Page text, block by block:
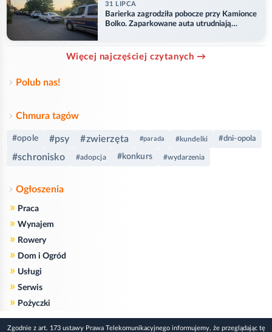
31 LIPCA
Barierka zagrodziła pobocze przy Kamionce
Bolko. Zaparkowane auta utrudniają
Więcej najczęściej czytanych →
Polub nas!
Chmura tagów
#opole #psy #zwierzęta #parada #kundelki #dni-opola
#schronisko #adopcja #konkurs #wydarzenia
Ogłoszenia
» Praca
» Wynajem
» Rowery
» Dom i Ogród
» Usługi
» Serwis
» Pożyczki
Zgodnie z art. 173 ustawy Prawa Telekomunikacyjnego informujemy, że przeglądając tę